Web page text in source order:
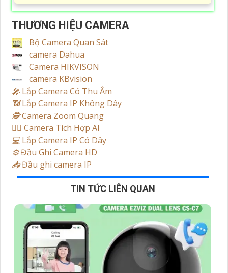
THƯƠNG HIỆU CAMERA
Bộ Camera Quan Sát
camera Dahua
Camera HIKVISON
camera KBvision
️🎤️ Lắp Camera Có Thu Âm
📶Lắp Camera IP Không Dây
🕵️Camera Zoom Quang
🧛‍♀️ Camera Tích Hợp AI
💻 Lắp Camera IP Có Dây
⚙️Đầu Ghi Camera HD
📥Đầu ghi camera IP
TIN TỨC LIÊN QUAN